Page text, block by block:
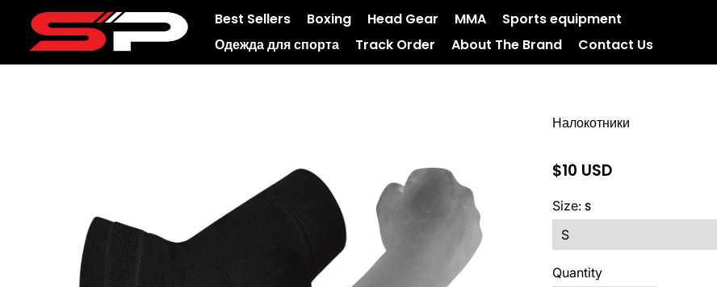
Best Sellers Boxing Head Gear MMA
Sports equipment
Одежда для спорта
Track Order About The Brand Contact Us
Налокотники
$10 USD
Size: S
Quantity